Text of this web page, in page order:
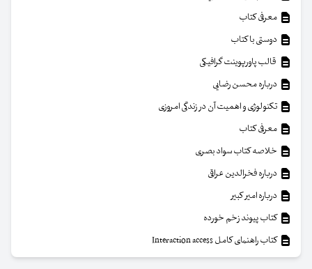
معرفی کتاب
دوستی با کتاب
قالب پاورپوینت گرافیکی
درباره محسن رضایی
تکنولوژی و اهمیت آن در زندگی امروزی
معرفی کتاب
خلاصه کتاب سواد بصری
درباره فخرالدین عراقی
درباره امیر کبیر
کتاب پیوند زخم خورده
کتاب راهنمای کامل Interaction access